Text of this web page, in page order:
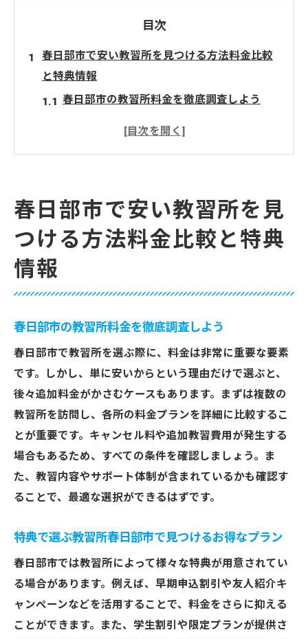
目次
春日部市で安い教習所を見つける方法料金比較
と特典情報
春日部市の教習所料金を徹底調査しよう
特典で選ぶ教習所春日部市で見つけるお得
教習所の特典を活用するための賢い探し方
春日部市で利用可能な割引キャンペーンを
に注目すべきポイント
春日部市で教習所を選ぶ際に重視すべきポ
イント
予算を抑えるための教習所選びの秘訣
春日部市で賢く教習所を選ぶための比較ポ
イント
費用面だけでなく質を見極める教習所選び
春日部市の教習所で確認すべきコスト削減
ポイント
取得を目指す
春日部市の教習所で見つけたい割引プラン
春日部市で安い教習所を見
つける方法料金比較と特典
情報
春日部市の教習所料金を徹底調査しよう
春日部市で教習所を選ぶ際に、料金は非常に重要な要素
です。しかし、単に安いからという理由だけで選ぶと、
後々追加料金がかさむケースもあります。まずは複数の
教習所を訪問し、各所の料金プランを詳細に比較するこ
とが重要です。キャンセル料や追加教習費用が発生する
場合もあるため、すべての条件を確認しましょう。ま
た、教習内容やサポート体制が含まれているかも確認す
ることで、最適な選択ができるはずです。
特典で選ぶ教習所春日部市で見つけるお得なプラン
春日部市では教習所によって様々な特典が用意されてい
る場合があります。例えば、早期申込割引や友人紹介キ
ャンペーンなどを活用することで、料金をさらに抑える
ことができます。また、学生割引や限定プランが提供さ